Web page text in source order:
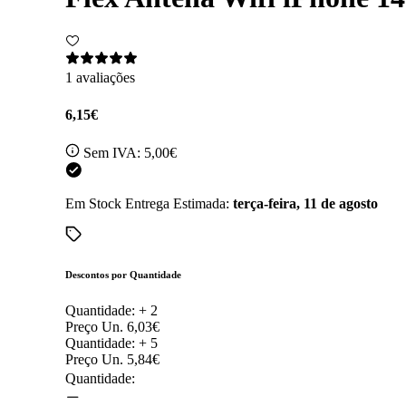
1 avaliações
6,15€
Sem IVA: 5,00€
Em Stock Entrega Estimada: terça-feira, 11 de agosto
Descontos por Quantidade
Quantidade: + 2
Preço Un. 6,03€
Quantidade: + 5
Preço Un. 5,84€
Quantidade: